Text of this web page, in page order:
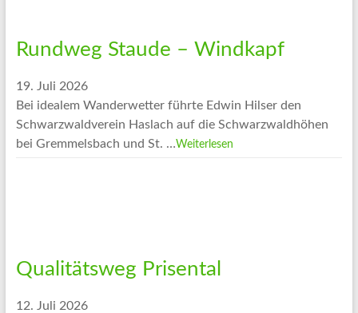
Rundweg Staude – Windkapf
19. Juli 2026
Bei idealem Wanderwetter führte Edwin Hilser den
Schwarzwaldverein Haslach auf die Schwarzwaldhöhen
bei Gremmelsbach und St. …Weiterlesen
Qualitätsweg Prisental
12. Juli 2026